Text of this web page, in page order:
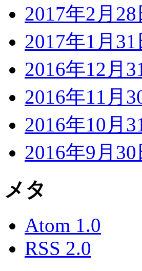
2017年2月
2017年1月
2016年12月
2016年11月
2016年10月
2016年9月
メタ
Atom 1.0
RSS 2.0